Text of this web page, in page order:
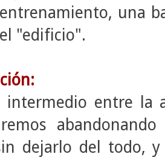
una
"edificio".
intermedio entre la
dejarlo del todo,